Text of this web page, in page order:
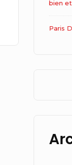
bien
Paris